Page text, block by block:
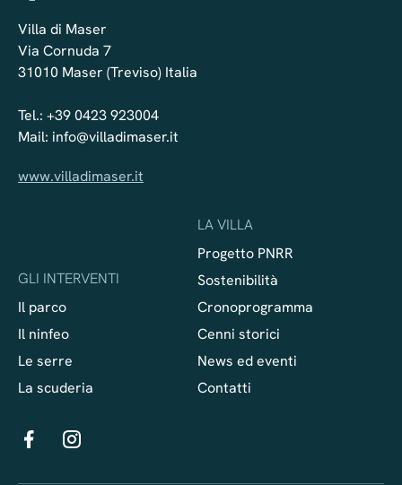
Villa di Maser offre alle Amministrazioni la
possibilità di collaborare con una struttura...
Villa di Maser
Via Cornuda 7
31010 Maser (Treviso) Italia
Tel.: +39 0423 923004
Mail: info@villadimaser.it
www.villadimaser.it
GLI INTERVENTI
Il parco
Il ninfeo
Le serre
La scuderia
LA VILLA
Progetto PNRR
Sostenibilità
Cronoprogramma
Cenni storici
News ed eventi
Contatti